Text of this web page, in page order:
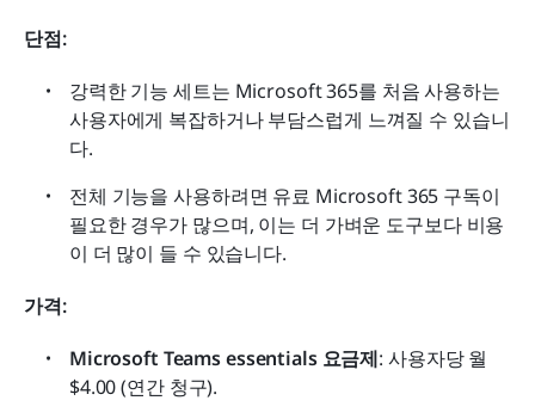
단점:
강력한 기능 세트는 Microsoft 365를 처음 사용하는
사용자에게 복잡하거나 부담스럽게 느껴질 수 있습니
다.
전체 기능을 사용하려면 유료 Microsoft 365 구독이
필요한 경우가 많으며, 이는 더 가벼운 도구보다 비용
이 더 많이 들 수 있습니다.
가격:
Microsoft Teams essentials 요금제: 사용자당 월
$4.00 (연간 청구).